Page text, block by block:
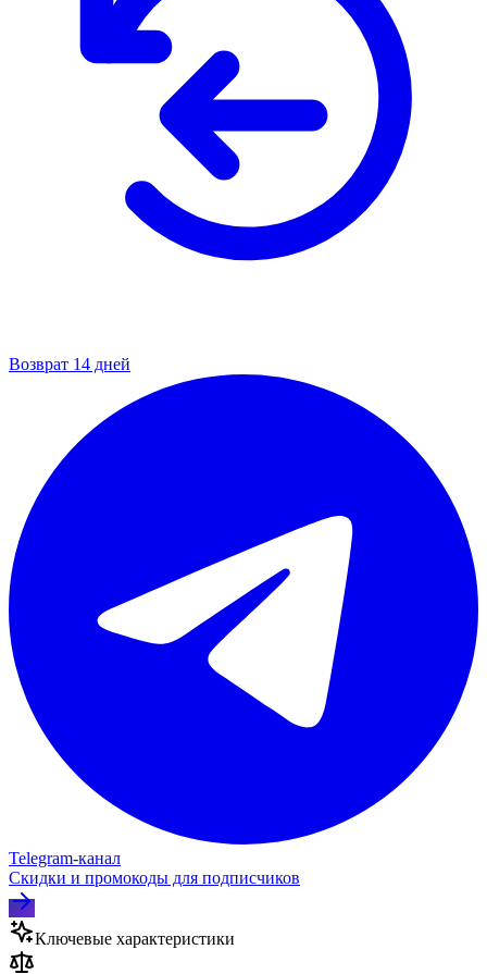
Возврат 14 дней
Telegram‑канал
Скидки и промокоды для подписчиков
Ключевые характеристики